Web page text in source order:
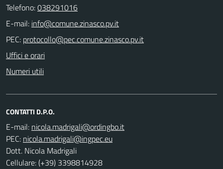
Telefono:038291016
E-mail:
PEC:
Uffici e orari
Numeri utili
CONTATTI D.P.O.
E-mail:
PEC:
Dott. Nicola Madrigali
Cellulare: (+39) 3398814928